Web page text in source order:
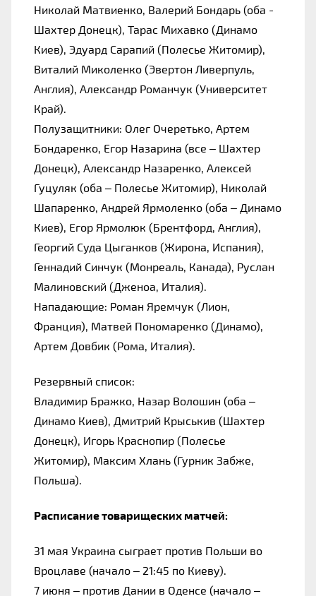
Николай Матвиенко, Валерий Бондарь (оба -
Шахтер Донецк), Тарас Михавко (Динамо
Киев), Эдуард Сарапий (Полесье Житомир),
Виталий Миколенко (Эвертон Ливерпуль,
Англия), Александр Романчук (Университет
Край).
Полузащитники: Олег Очеретько, Артем
Бондаренко, Егор Назарина (все – Шахтер
Донецк), Александр Назаренко, Алексей
Гуцуляк (оба – Полесье Житомир), Николай
Шапаренко, Андрей Ярмоленко (оба – Динамо
Киев), Егор Ярмолюк (Брентфорд, Англия),
Георгий Суда Цыганков (Жирона, Испания),
Геннадий Синчук (Монреаль, Канада), Руслан
Малиновский (Дженоа, Италия).
Нападающие: Роман Яремчук (Лион,
Франция), Матвей Пономаренко (Динамо),
Артем Довбик (Рома, Италия).
Резервный список:
Владимир Бражко, Назар Волошин (оба –
Динамо Киев), Дмитрий Крыськив (Шахтер
Донецк), Игорь Краснопир (Полесье
Житомир), Максим Хлань (Гурник Забже,
Польша).
Расписание товарищеских матчей:
31 мая Украина сыграет против Польши во
Вроцлаве (начало – 21:45 по Киеву).
7 июня – против Дании в Оденсе (начало –